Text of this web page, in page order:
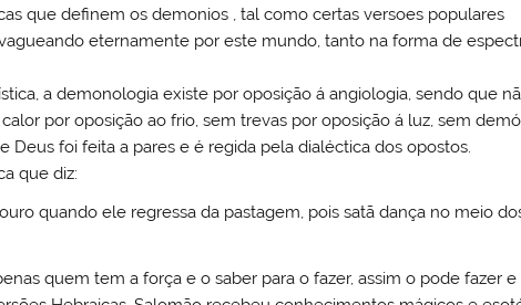
que definem os demonios , tal como certas versoes populares
eternamente por este mundo, tanto na forma de
a demonologia existe por oposição á angiologia, sendo que
por oposição ao frio, sem trevas por oposição á luz, sem
Deus foi feita a pares e é regida pela dialéctica dos opostos.
que diz:
quando ele regressa da pastagem, pois satã dança no meio
quem tem a força e o saber para o fazer, assim o pode fazer e